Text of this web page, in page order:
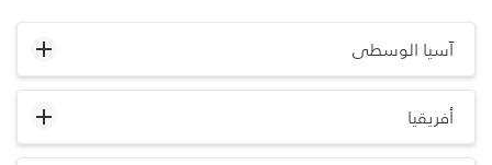
آسيا الوسطى
أفريقيا